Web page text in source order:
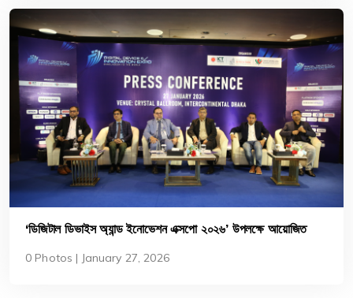
‘ডিজিটাল ডিভাইস অ্যান্ড ইনোভেশন এক্সপো ২০২৬’ উপলক্ষে আয়োজিত
ইন্টার কন্টিনেন্টালে সংবাদ সম্মেলন
0 Photos | January 27, 2026